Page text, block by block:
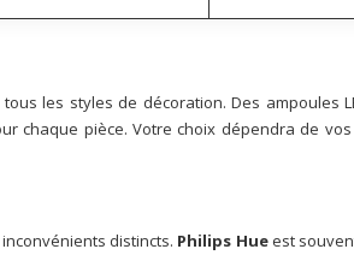
les styles de décoration. Des ampoules
chaque pièce. Votre choix dépendra de
distincts. Philips Hueest